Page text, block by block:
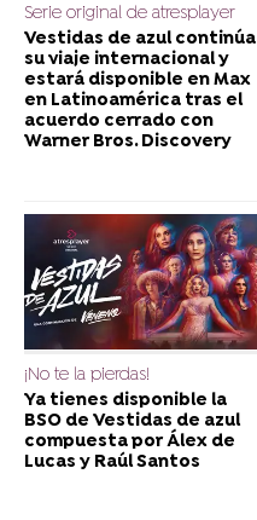
Serie original de atresplayer
Vestidas de azul continúa
su viaje internacional y
estará disponible en Max
en Latinoamérica tras el
acuerdo cerrado con
Warner Bros. Discovery
¡No te la pierdas!
Ya tienes disponible la
BSO de Vestidas de azul
compuesta por Álex de
Lucas y Raúl Santos